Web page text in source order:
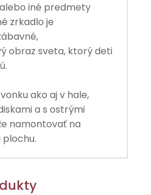
iné predmety
zrkadlo je
obraz sveta, ktorý deti
ako aj v hale,
a s ostrými
namontovať na